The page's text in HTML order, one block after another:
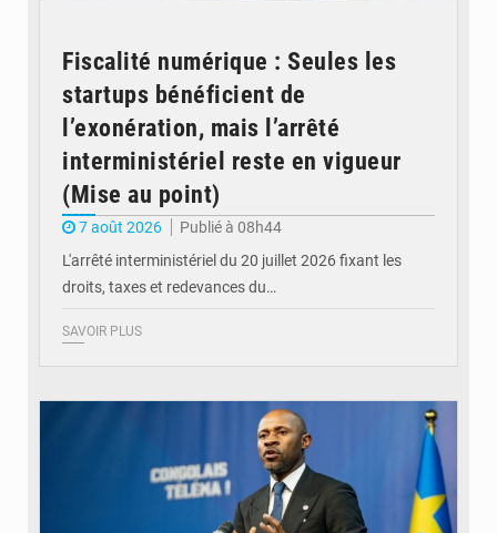
Fiscalité numérique : Seules les
startups bénéficient de
l’exonération, mais l’arrêté
interministériel reste en vigueur
(Mise au point)
7 août 2026
Publié à 08h44
L'arrêté interministériel du 20 juillet 2026 fixant les
droits, taxes et redevances du…
SAVOIR PLUS